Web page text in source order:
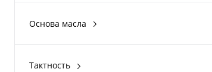
Основа масла
Тактность